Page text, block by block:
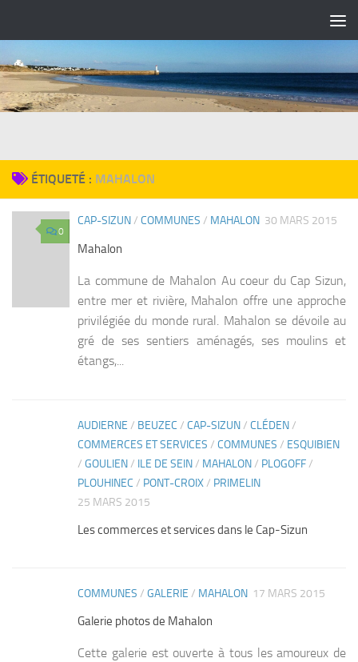
ÉTIQUETÉ : MAHALON
0
CAP-SIZUN/ COMMUNES / MAHALON 30 MARS 2015
Mahalon
La commune de Mahalon Au coeur du Cap Sizun,
entre mer et rivière, Mahalon offre une approche
privilégiée du monde rural. Mahalon se dévoile au
gré de ses sentiers aménagés, ses moulins et
étangs,...
AUDIERNE / BEUZEC / CAP-SIZUN/ CLÉDEN/
COMMERCES ET SERVICES / COMMUNES / ESQUIBIEN
/ GOULIEN/ ILE DE SEIN/ MAHALON/ PLOGOFF/
PLOUHINEC / PONT-CROIX/ PRIMELIN
25 MARS 2015
Les commerces et services dans le Cap-Sizun
COMMUNES / GALERIE / MAHALON 17 MARS 2015
Galerie photos de Mahalon
Cette galerie est ouverte à tous les amoureux de